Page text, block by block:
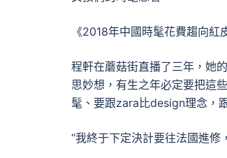
《2018年中國時髦花費趨向
程軒在蘑菇街直播了三年，她
思妙想，有生之年必定要把這
髦、要跟zara比design理念，
“我終于下定決計要往法國進修